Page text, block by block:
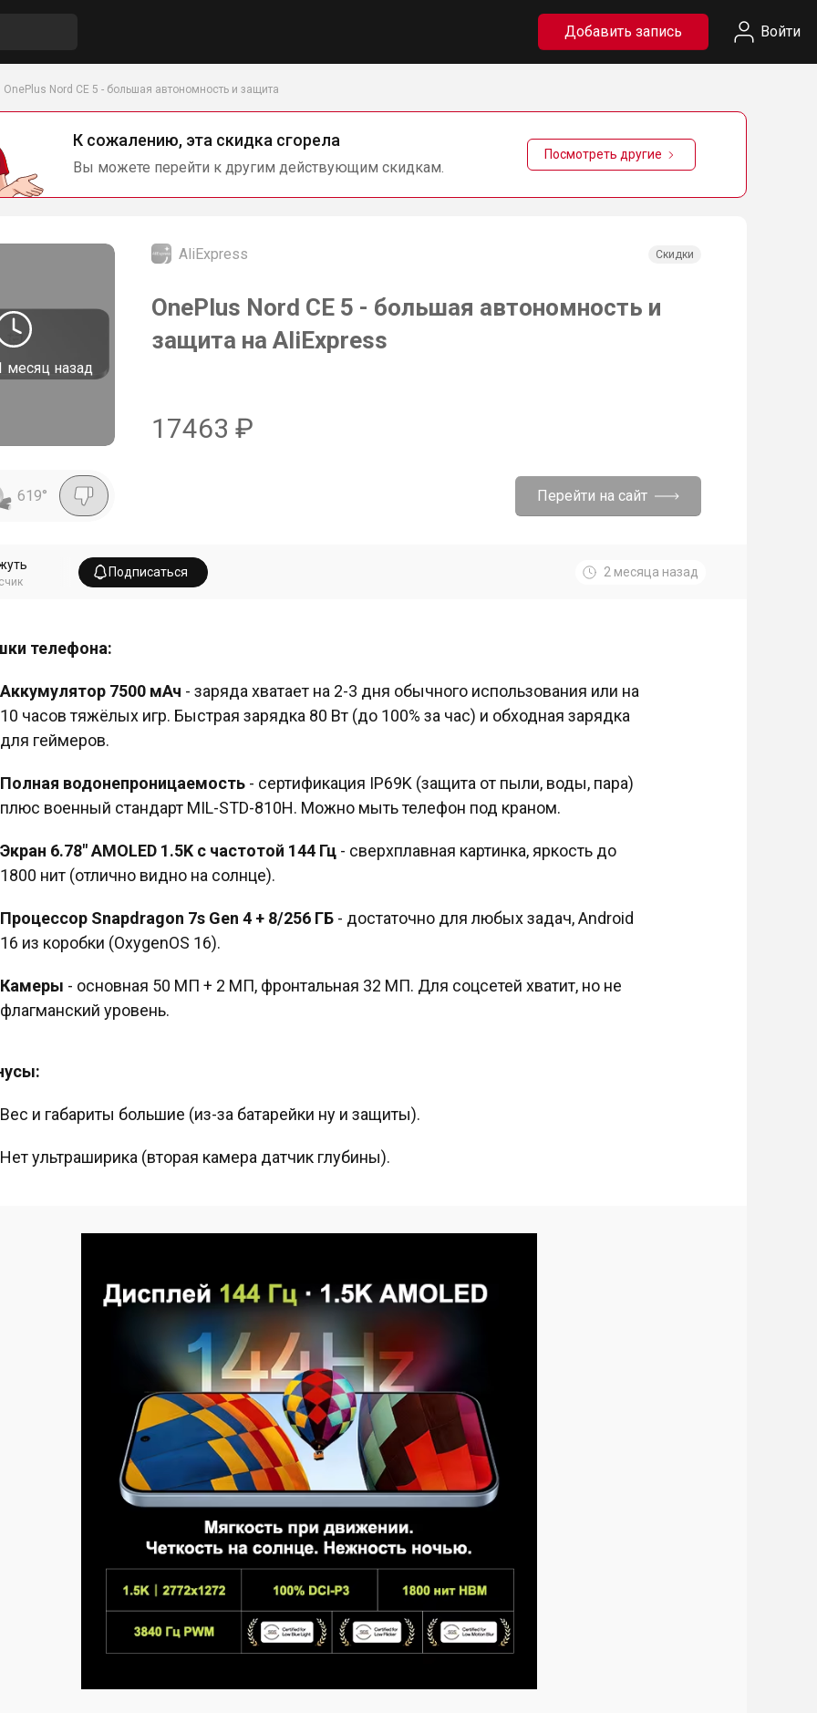
Добавить запись Войти
OnePlus Nord CE 5 - большая автономность и защита
К сожалению, эта скидка сгорела
Вы можете перейти к другим действующим скидкам.
Посмотреть другие
месяц назад
AliExpress Скидки
OnePlus Nord CE 5 - большая автономность и
защита на AliExpress
17463 ₽
619° Перейти на сайт
Подписаться 2 месяца назад
телефона:
Аккумулятор 7500 мАч - заряда хватает на 2-3 дня обычного использования или на
10 часов тяжёлых игр. Быстрая зарядка 80 Вт (до 100% за час) и обходная зарядка
для геймеров.
Полная водонепроницаемость - сертификация IP69K (защита от пыли, воды, пара)
плюс военный стандарт MIL-STD-810H. Можно мыть телефон под краном.
Экран 6.78" AMOLED 1.5K с частотой 144 Гц - сверхплавная картинка, яркость до
1800 нит (отлично видно на солнце).
Процессор Snapdragon 7s Gen 4 + 8/256 ГБ - достаточно для любых задач, Android
16 из коробки (OxygenOS 16).
Камеры - основная 50 МП + 2 МП, фронтальная 32 МП. Для соцсетей хватит, но не
флагманский уровень.
Вес и габариты большие (из-за батарейки ну и защиты).
Нет ультраширика (вторая камера датчик глубины).